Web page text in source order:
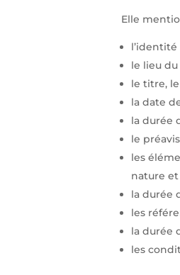
Elle
l’identité
le lieu du
le titre,
la date
la durée
le
les
nature et
la durée
les
la durée
les